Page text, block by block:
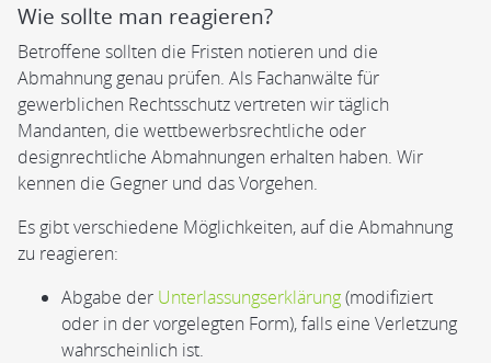
Wie sollte man reagieren?
Betroffene sollten die Fristen notieren und die
Abmahnung genau prüfen. Als Fachanwälte für
gewerblichen Rechtsschutz vertreten wir täglich
Mandanten, die wettbewerbsrechtliche oder
designrechtliche Abmahnungen erhalten haben. Wir
kennen die Gegner und das Vorgehen.
Es gibt verschiedene Möglichkeiten, auf die Abmahnung
zu reagieren:
Abgabe der Unterlassungserklärung(modifiziert
oder in der vorgelegten Form), falls eine Verletzung
wahrscheinlich ist.